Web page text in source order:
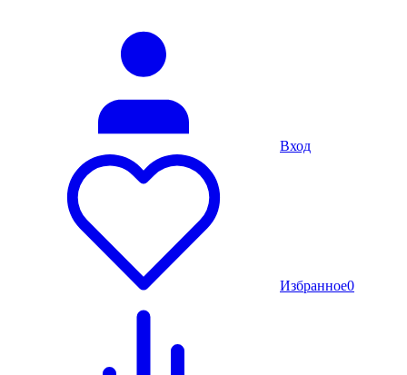
Вход
Избранное0